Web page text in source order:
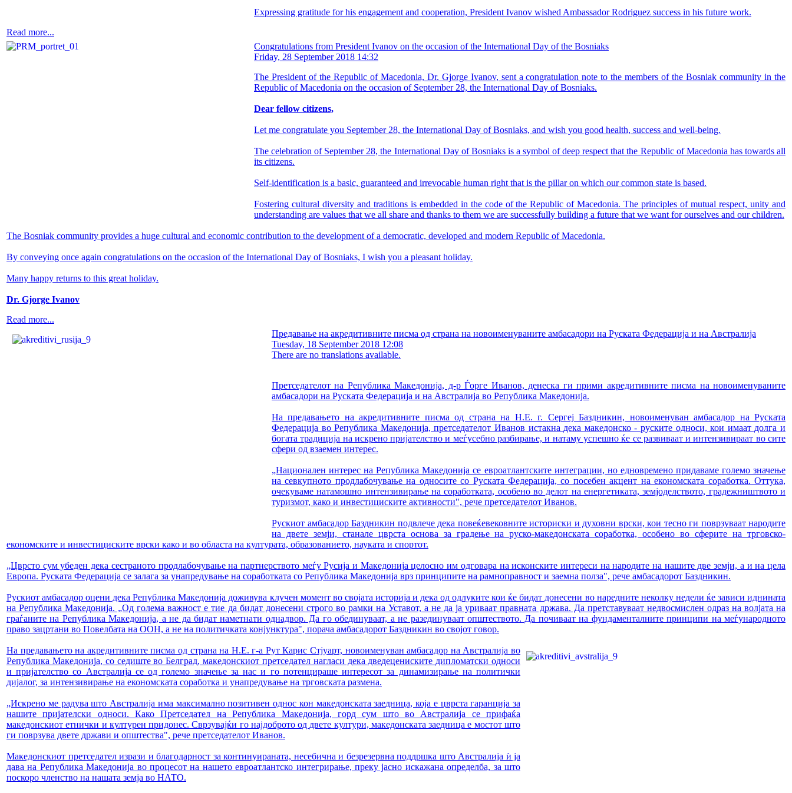
Expressing gratitude for his engagement and cooperation, President Ivanov wished Ambassador Rodriguez success in his future work.
Read more...
Congratulations from President Ivanov on the occasion of the International Day of the Bosniaks
Friday, 28 September 2018 14:32
The President of the Republic of Macedonia, Dr. Gjorge Ivanov, sent a congratulation note to the members of the Bosniak community in the
Republic of Macedonia on the occasion of September 28, the International Day of Bosniaks.
Dear fellow citizens,
Let me congratulate you September 28, the International Day of Bosniaks, and wish you good health, success and well-being.
The celebration of September 28, the International Day of Bosniaks is a symbol of deep respect that the Republic of Macedonia has towards all
its citizens.
Self-identification is a basic, guaranteed and irrevocable human right that is the pillar on which our common state is based.
Fostering cultural diversity and traditions is embedded in the code of the Republic of Macedonia. The principles of mutual respect, unity and
understanding are values ​​that we all share and thanks to them we are successfully building a future that we want for ourselves and our children.
The Bosniak community provides a huge cultural and economic contribution to the development of a democratic, developed and modern Republic of Macedonia.
By conveying once again congratulations on the occasion of the International Day of Bosniaks, I wish you a pleasant holiday.
Many happy returns to this great holiday.
Dr. Gjorge Ivanov
Read more...
Предавање на акредитивните писма од страна на новоименуваните амбасадори на Руската Федерација и на Австралија
Tuesday, 18 September 2018 12:08
There are no translations available.
Претседателот на Република Македонија, д-р Ѓорге Иванов, денеска ги прими акредитивните писма на новоименуваните
амбасадори на Руската Федерација и на Австралија во Република Македонија.
На предавањето на акредитивните писма од страна на Н.Е. г. Сергеј Баздникин, новоименуван амбасадор на Руската
Федерација во Република Македонија, претседателот Иванов истакна дека македонско - руските односи, кои имаат долга и
богата традиција на искрено пријателство и меѓусебно разбирање, и натаму успешно ќе се развиваат и интензивираат во сите
сфери од взаемен интерес.
„Национален интерес на Република Македонија се евроатлантските интеграции, но едновремено придаваме големо значење
на севкупното продлабочување на односите со Руската Федерација, со посебен акцент на економската соработка. Оттука,
очекуваме натамошно интензивирање на соработката, особено во делот на енергетиката, земјоделството, градежништвото и
туризмот, како и инвестициските активности", рече претседателот Иванов.
Рускиот амбасадор Баздникин подвлече дека повеќевековните историски и духовни врски, кои тесно ги поврзуваат народите
на двете земји, станале цврста основа за градење на руско-македонската соработка, особено во сферите на трговско-
економските и инвестициските врски како и во областа на културата, образованието, науката и спортот.
„Цврсто сум убеден дека сестраното продлабочување на партнерството меѓу Русија и Македонија целосно им одговара на исконските интереси на народите на нашите две земји, а и на цела
Европа. Руската Федерација се залага за унапредување на соработката со Република Македонија врз принципите на рамноправност и заемна полза", рече амбасадорот Баздникин.
Рускиот амбасадор оцени дека Република Македонија доживува клучен момент во својата историја и дека од одлуките кои ќе бидат донесени во наредните неколку недели ќе зависи иднината
на Република Македонија. „Од голема важност е тие да бидат донесени строго во рамки на Уставот, а не да ја уриваат правната држава. Да претставуваат недвосмислен одраз на волјата на
граѓаните на Република Македонија, а не да бидат наметнати однадвор. Да го обединуваат, а не разединуваат општеството. Да почиваат на фундаменталните принципи на меѓународното
право зацртани во Повелбата на ООН, а не на политичката конјунктура", порача амбасадорот Баздникин во својот говор.
На предавањето на акредитивните писма од страна на Н.Е. г-а Рут Карис Стјуарт, новоименуван амбасадор на Австралија во
Република Македонија, со седиште во Белград, македонскиот претседател нагласи дека дведецениските дипломатски односи
и пријателство со Австралија се од големо значење за нас и го потенцираше интересот за динамизирање на политички
дијалог, за интензивирање на економската соработка и унапредување на трговската размена.
„Искрено ме радува што Австралија има максимално позитивен однос кон македонската заедница, која е цврста гаранција за
нашите пријателски односи. Како Претседател на Република Македонија, горд сум што во Австралија се прифаќа
македонскиот етнички и културен придонес. Сврзувајќи го најдоброто од двете култури, македонската заедница е мостот што
ги поврзува двете држави и општества", рече претседателот Иванов.
Македонскиот претседател изрази и благодарност за континуираната, несебична и безрезервна поддршка што Австралија ѝ ја
дава на Република Македонија во процесот на нашето евроатлантско интегрирање, преку јасно искажана определба, за што
поскоро членство на нашата земја во НАТО.